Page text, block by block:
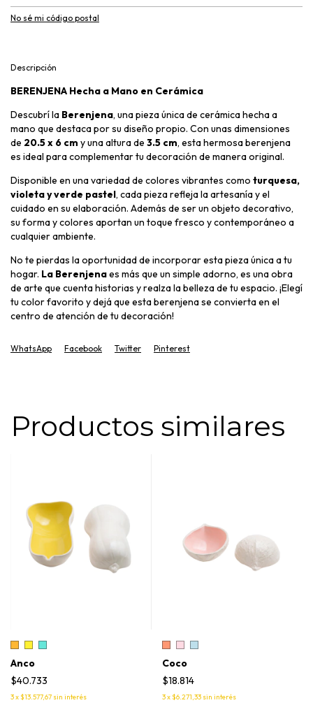
No sé mi código postal
Descripción
BERENJENA Hecha a Mano en Cerámica
Descubrí la Berenjena, una pieza única de cerámica hecha a
mano que destaca por su diseño propio. Con unas dimensiones
de 20.5 x 6 cm y una altura de 3.5 cm, esta hermosa berenjena
es ideal para complementar tu decoración de manera original.
Disponible en una variedad de colores vibrantes como turquesa,
violeta y verde pastel, cada pieza refleja la artesanía y el
cuidado en su elaboración. Además de ser un objeto decorativo,
su forma y colores aportan un toque fresco y contemporáneo a
cualquier ambiente.
No te pierdas la oportunidad de incorporar esta pieza única a tu
hogar. La Berenjenaes más que un simple adorno, es una obra
de arte que cuenta historias y realza la belleza de tu espacio. ¡Elegí
tu color favorito y dejá que esta berenjena se convierta en el
centro de atención de tu decoración!
WhatsApp Facebook Twitter Pinterest
Productos similares
Anco
$40.733
3x$13.577,67 sin interés
Coco
$18.814
3x$6.271,33 sin interés